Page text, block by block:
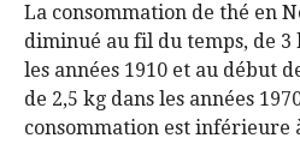
La consommation de thé en
diminué au fil du temps, de
les années 1910 et au début
de 2,5 kg dans les années
consommation est inférieure